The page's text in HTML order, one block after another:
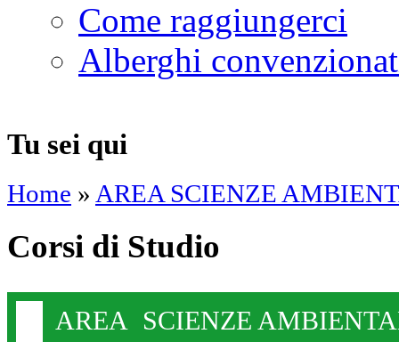
Come raggiungerci
Alberghi
Tu sei qui
Home » AREA SCIENZE
Corsi di Studio
AREA SCIENZE